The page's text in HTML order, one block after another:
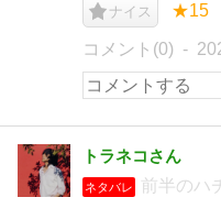
ナイス ★15
コメント(0)
トラネコさん
ネタバレ
前半のハ